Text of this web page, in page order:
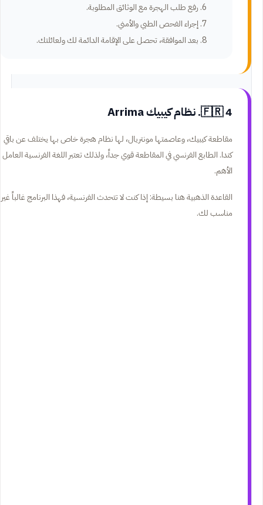
رفع طلب الهجرة مع الوثائق المطلوبة.
إجراء الفحص الطبي والأمني.
بعد الموافقة، تحصل على الإقامة الدائمة لك ولعائلتك.
🇫🇷 4. نظام كيبيك Arrima
مقاطعة كيبيك، وعاصمتها مونتريال، لها نظام هجرة خاص بها يختلف عن باقي
كندا. الطابع الفرنسي في المقاطعة قوي جداً، ولذلك تعتبر اللغة الفرنسية العامل
الأهم.
القاعدة الذهبية هنا بسيطة: إذا كنت لا تتحدث الفرنسية، فهذا البرنامج غالباً غير
مناسب لك.